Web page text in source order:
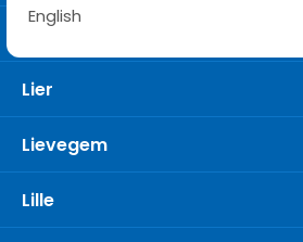
English
Liège
Lier
Lievegem
Lille